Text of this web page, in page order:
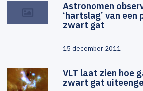
Astronomen
‘hartslag’ van een
zwart gat
15 december 2011
VLT laat zien hoe
zwart gat